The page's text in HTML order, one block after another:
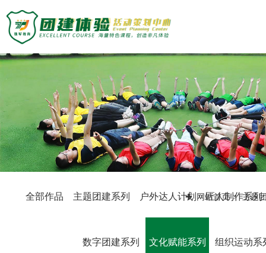
主题团建活动
主题团建系列
户外达人计划
匠人制作系列
音乐释压系列
数字团建系列
文化赋能系列
组织运动系列
定制化方案
团建基地
旅游主题小镇
商务度假景区
国防军事教育
案例展示
生产制造企业
服务顾问资询
教培政企机构
组织架构
教练团队
特级培训师-渝生泷
联系众程
网站首页 主题
全部作品 主题团建系列 户外达人计划 匠人制作系列
数字团建系列 文化赋能系列 组织运动系